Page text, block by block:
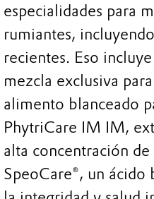
especialidades para
rumiantes,
recientes. Eso
mezcla exclusiva
alimento blanceado
PhytriCare IM IM,
alta concentración
SpeoCare®, un